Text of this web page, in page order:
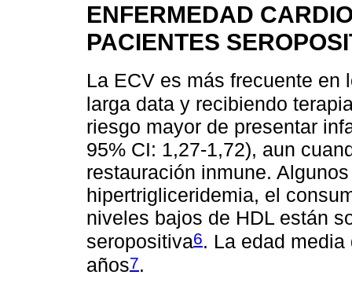
ENFERMEDAD
PACIENTES
La ECV es más frecuente
larga data y recibiendo
riesgo mayor de presentar
95% CI: 1,27-1,72), aun
restauración inmune.
hipertrigliceridemia, el
niveles bajos de HDL están
seropositiva6. La edad
años7.